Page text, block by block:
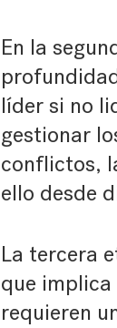
En la
líder si no
gestionar
conflictos,
ello desde
La tercera
que implica
requieren